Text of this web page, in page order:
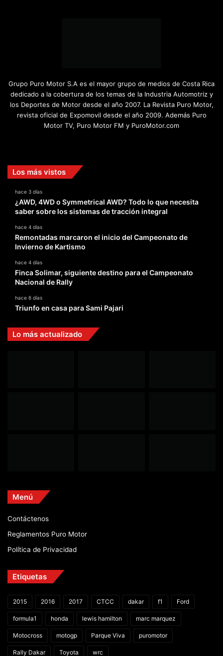
Grupo Puro Motor S.A es el mayor grupo de medios de Costa Rica
dedicado a la cobertura de los temas de la Industria Automotriz y
los Deportes de Motor desde el año 2007. La Revista Puro Motor,
revista oficial de Expomovil desde el año 2009. Además Puro
Motor TV, Puro Motor FM y PuroMotor.com
Los más vistos
hace 3 días
¿AWD, 4WD o Symmetrical AWD? Todo lo que necesita
saber sobre los sistemas de tracción integral
hace 4 días
Remontadas marcaron el inicio del Campeonato de
Invierno de Kartismo
hace 4 días
Finca Solimar, siguiente destino para el Campeonato
Nacional de Rally
hace 6 días
Triunfo en casa para Sami Pajari
Lo más actualizado
Menú
Contáctenos
Reglamentos Puro Motor
Política de Privacidad
Etiquetas
2015 2016 2017 CTCC dakar f1 Ford
formula1 honda lewis hamilton marc marquez
Motocross motogp Parque Viva puromotor
Rally Dakar Toyota wrc